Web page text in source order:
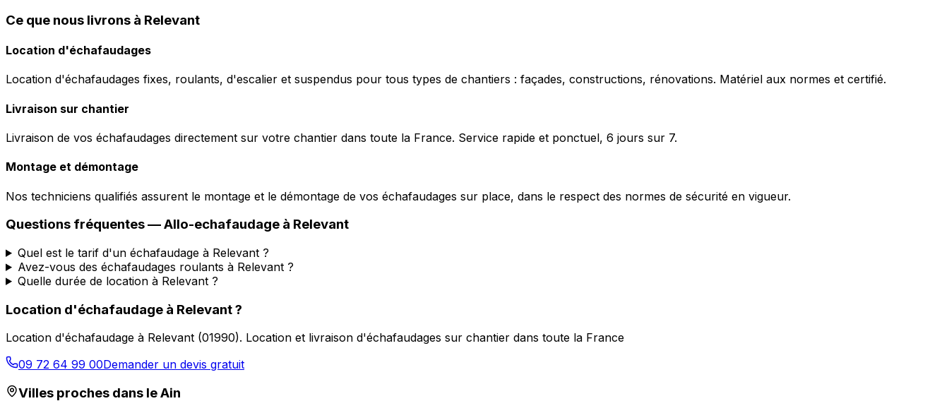
Ce que nous livrons à Relevant
Location d'échafaudages
Location d'échafaudages fixes, roulants, d'escalier et suspendus pour tous types de chantiers : façades, constructions, rénovations. Matériel aux normes et certifié.
Livraison sur chantier
Livraison de vos échafaudages directement sur votre chantier dans toute la France. Service rapide et ponctuel, 6 jours sur 7.
Montage et démontage
Nos techniciens qualifiés assurent le montage et le démontage de vos échafaudages sur place, dans le respect des normes de sécurité en vigueur.
Questions fréquentes —Allo-echafaudage à Relevant
Quel est le tarif d'un échafaudage à Relevant ?
Avez-vous des échafaudages roulants à Relevant ?
Quelle durée de location à Relevant ?
Location d'échafaudage à Relevant?
Location d'échafaudage à Relevant (01990). Location et livraison d'échafaudages sur chantier dans toute la France
09 72 64 99 00Demander un devis gratuit
Villes proches dans leAin